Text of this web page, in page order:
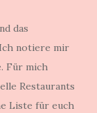
das
notiere mir
Für mich
Restaurants
Liste für euch